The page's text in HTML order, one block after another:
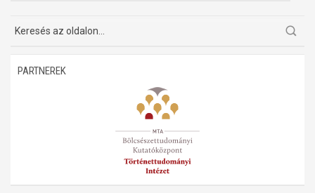
PARTNEREK